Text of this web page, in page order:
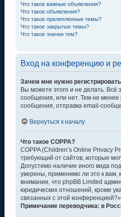
Что такое важные объявления?
Что такое объявления?
Что такое прилепленные темы?
Что такое закрытые темы?
Что такое значки тем?
Вход на конференцию и
Зачем мне нужно
Вы можете этого и не делать. Всё
сообщения, или нет. Тем не
сообщения, отправка email-
Вернуться к началу
Что такое COPPA?
COPPA (Children’s Online Privacy
требующий от сайтов, которые
Допустимо наличие иного вида
уверены, применимо ли это к вам,
внимание, что phpBB Limited
юридических отношений, кроме
связанных с этой
Примечание переводчика: в